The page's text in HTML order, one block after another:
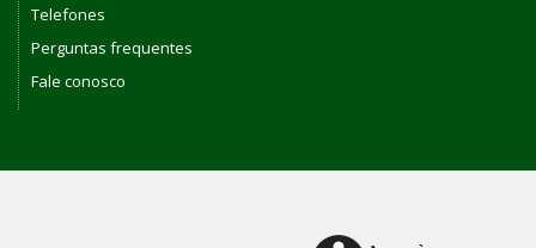
Telefones
Perguntas frequentes
Fale conosco